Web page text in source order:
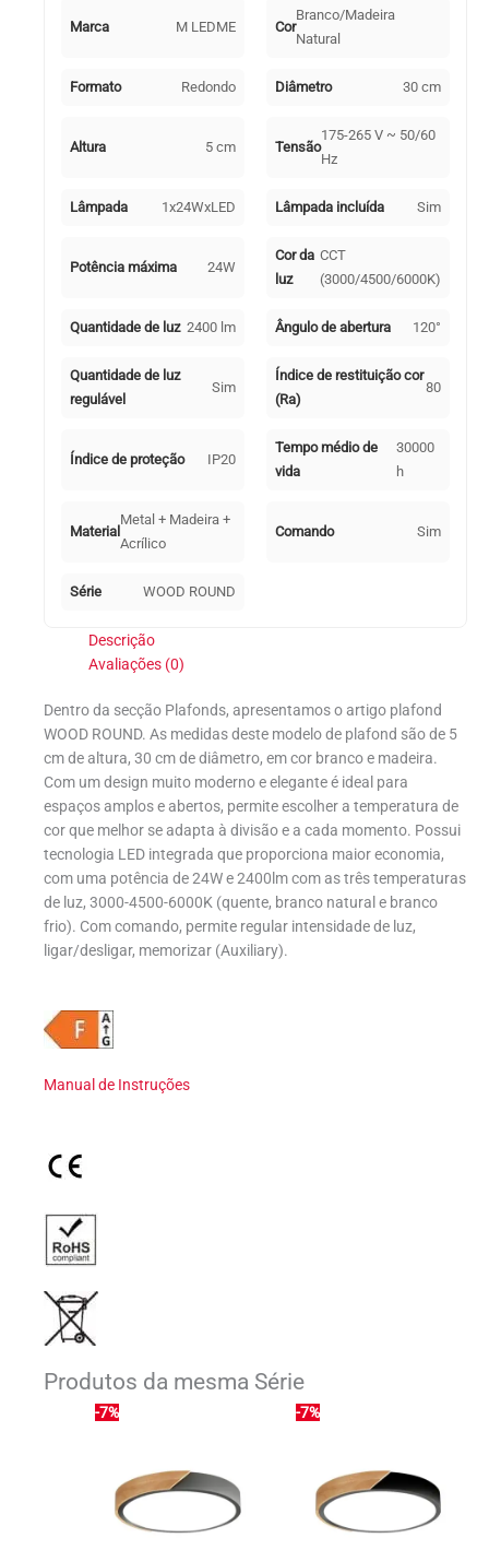
Marca M LEDME Cor
Branco/Madeira
Natural
Formato Redondo Diâmetro 30 cm
Altura 5 cm Tensão
175-265 V ~ 50/60
Hz
Lâmpada 1x24WxLED Lâmpada incluída Sim
Potência máxima 24W
Cor da
luz
CCT
(3000/4500/6000K)
Quantidade de luz 2400 lm Ângulo de abertura 120°
Quantidade de luz
regulável
Sim
Índice de restituição cor
(Ra)
80
Índice de proteção IP20
Tempo médio de
vida
30000
h
Material
Metal + Madeira +
Acrílico
Comando Sim
Série WOOD ROUND
Descrição
Avaliações (0)
Dentro da secção Plafonds, apresentamos o artigo plafond
WOOD ROUND. As medidas deste modelo de plafond são de 5
cm de altura, 30 cm de diâmetro, em cor branco e madeira.
Com um design muito moderno e elegante é ideal para
espaços amplos e abertos, permite escolher a temperatura de
cor que melhor se adapta à divisão e a cada momento. Possui
tecnologia LED integrada que proporciona maior economia,
com uma potência de 24W e 2400lm com as três temperaturas
de luz, 3000-4500-6000K (quente, branco natural e branco
frio). Com comando, permite regular intensidade de luz,
ligar/desligar, memorizar (Auxiliary).
Manual de Instruções
Produtos da mesma Série
-7% -7%